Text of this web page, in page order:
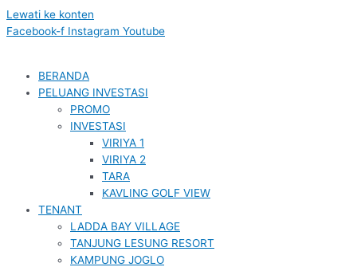
Lewati ke konten
Facebook-f Instagram Youtube
BERANDA
PELUANG INVESTASI
PROMO
INVESTASI
VIRIYA 1
VIRIYA 2
TARA
KAVLING GOLF VIEW
TENANT
LADDA BAY VILLAGE
TANJUNG LESUNG RESORT
KAMPUNG JOGLO